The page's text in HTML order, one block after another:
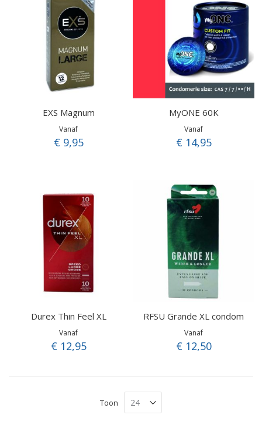
EXS Magnum
Vanaf
€ 9,95
MyONE 60K
Vanaf
€ 14,95
Durex Thin Feel XL
Vanaf
€ 12,95
RFSU Grande XL condom
Vanaf
€ 12,50
Toon